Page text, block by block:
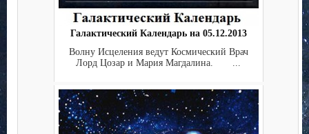
Галактический Календарь на 05.12.2013
Волну Исцеления ведут Космический Врач
Лорд Цозар и Мария Магдалина. ...